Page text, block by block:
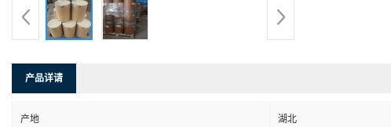
产品详请
产地 湖北